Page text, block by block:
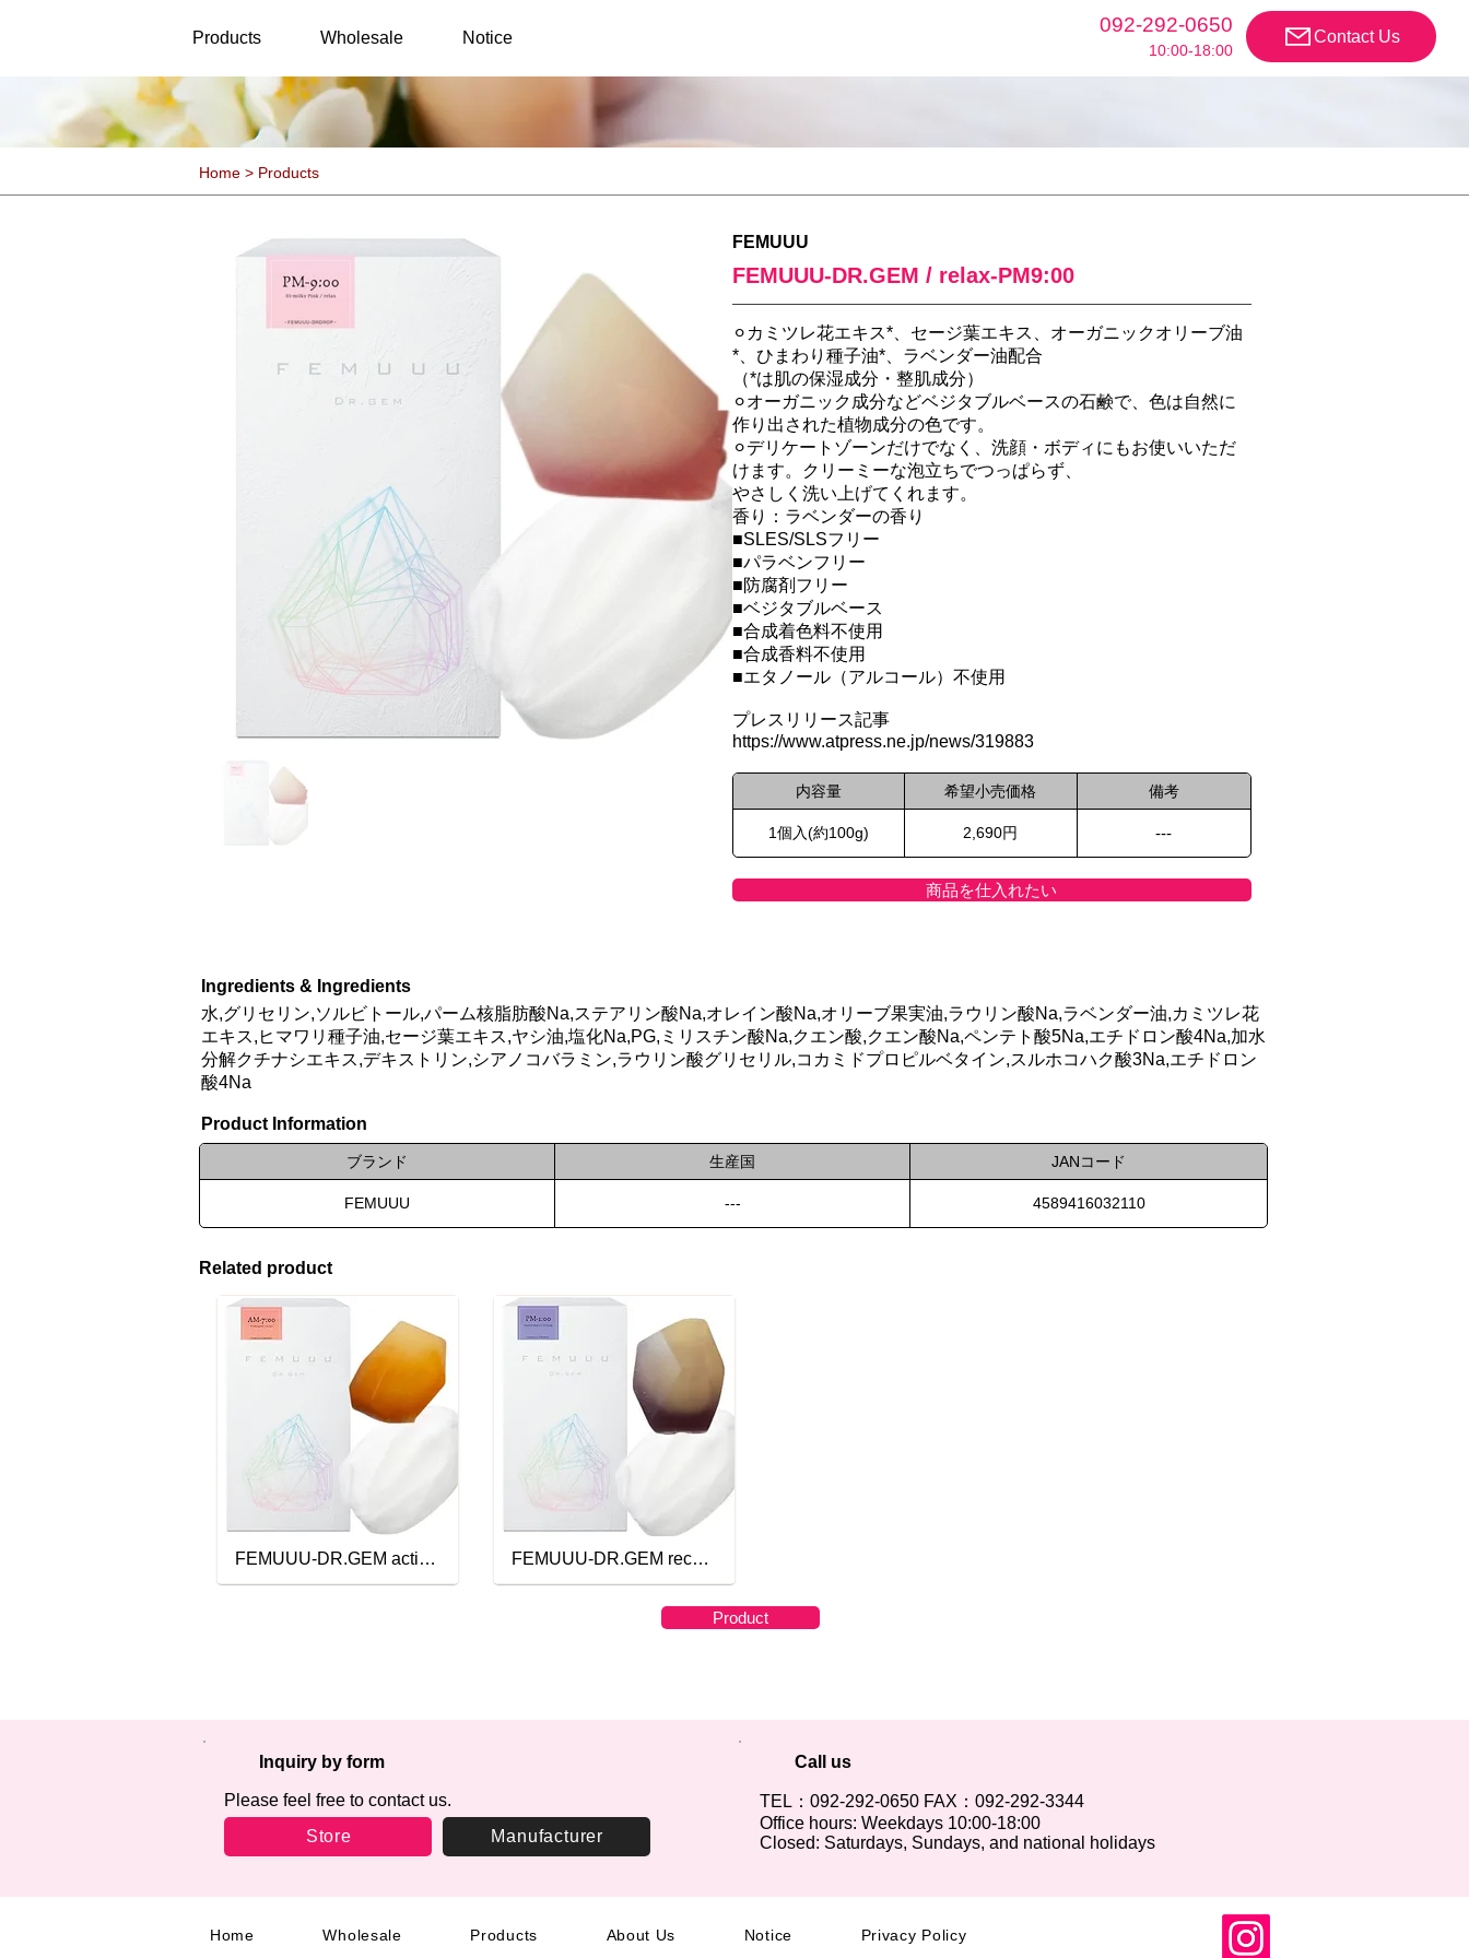
Products Wholesale Notice
092-292-0650
10:00-18:00
Contact Us
Home > Products
FEMUUU
FEMUUU-DR.GEM / relax-PM9:00
⚪︎カミツレ花エキス*、セージ葉エキス、オーガニックオリーブ油
*、ひまわり種子油*、ラベンダー油配合
（*は肌の保湿成分・整肌成分）
⚪︎オーガニック成分などベジタブルベースの石鹸で、色は自然に
作り出された植物成分の色です。
⚪︎デリケートゾーンだけでなく、洗顔・ボディにもお使いいただ
けます。クリーミーな泡立ちでつっぱらず、
やさしく洗い上げてくれます。
香り：ラベンダーの香り
■SLES/SLSフリー
■パラベンフリー
■防腐剤フリー
■ベジタブルベース
■合成着色料不使用
■合成香料不使用
■エタノール（アルコール）不使用
プレスリリース記事
https://www.atpress.ne.jp/news/319883
内容量 希望小売価格 備考
1個入(約100g) 2,690円 ---
商品を仕入れたい
Ingredients & Ingredients
水,グリセリン,ソルビトール,パーム核脂肪酸Na,ステアリン酸Na,オレイン酸Na,オリーブ果実油,ラウリン酸Na,ラベンダー油,カミツレ花
エキス,ヒマワリ種子油,セージ葉エキス,ヤシ油,塩化Na,PG,ミリスチン酸Na,クエン酸,クエン酸Na,ペンテト酸5Na,エチドロン酸4Na,加水
分解クチナシエキス,デキストリン,シアノコバラミン,ラウリン酸グリセリル,コカミドプロピルベタイン,スルホコハク酸3Na,エチドロン
酸4Na
Product Information
ブランド 生産国 JANコード
FEMUUU --- 4589416032110
Related product
FEMUUU-DR.GEM active/AM-7:00 FEMUUU-DR.GEM recharge-PM1:00
Product
Inquiry by form
Please feel free to contact us.
Store
Manufacturer
Call us
TEL：092-292-0650 FAX：092-292-3344
Office hours: Weekdays 10:00-18:00
Closed: Saturdays, Sundays, and national holidays
Home Wholesale Products About Us Notice Privacy Policy